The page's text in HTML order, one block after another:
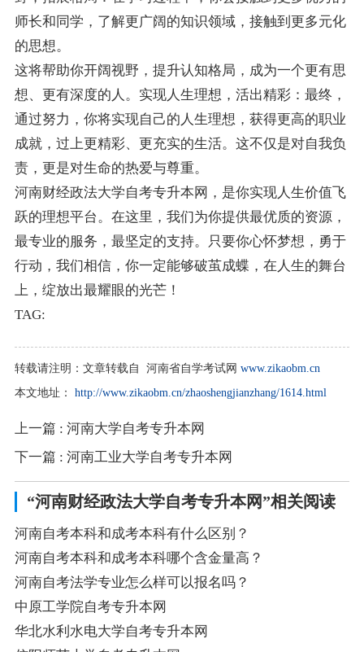
师长和同学，了解更广阔的知识领域，接触到更多元化
的思想。
这将帮助你开阔视野，提升认知格局，成为一个更有思
想、更有深度的人。实现人生理想，活出精彩：最终，
通过努力，你将实现自己的人生理想，获得更高的职业
成就，过上更精彩、更充实的生活。这不仅是对自我负
责，更是对生命的热爱与尊重。
河南财经政法大学自考专升本网，是你实现人生价值飞
跃的理想平台。在这里，我们为你提供最优质的资源，
最专业的服务，最坚定的支持。只要你心怀梦想，勇于
行动，我们相信，你一定能够破茧成蝶，在人生的舞台
上，绽放出最耀眼的光芒！
TAG:
转载请注明： 文章转载自 河南省自学考试网 www.zikaobm.cn
本文地址：
http://www.zikaobm.cn/zhaoshengjianzhang/1614.html
上一篇 : 河南大学自考专升本网
下一篇 : 河南工业大学自考专升本网
“河南财经政法大学自考专升本网”相关阅读
河南自考本科和成考本科有什么区别？
河南自考本科和成考本科哪个含金量高？
河南自考法学专业怎么样可以报名吗？
中原工学院自考专升本网
华北水利水电大学自考专升本网